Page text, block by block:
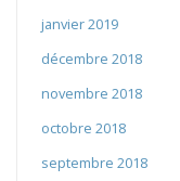
janvier 2019
décembre 2018
novembre 2018
octobre 2018
septembre 2018